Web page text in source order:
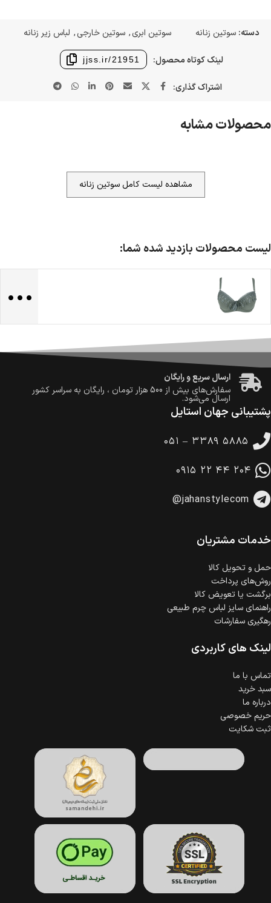
دسته: سوتین زنانه سوتین ابری, سوتین خارجی, لباس زیر زنانه
لینک کوتاه محصول: jjss.ir/21951
اشتراک گذاری:
محصولات مشابه
مشاهده لیست کامل سوتین زنانه
لیست محصولات بازدید شده شما:
...
ضمانت اصالت کالا
گارانتی معتبر برای تمامی محصولات ارائه می‌شود.
ارسال سریع و رایگان
سفارش‌های بیش از 500 هزار تومان ، رایگان به سراسر کشور
ارسال می‌شود.
ضمانت بازگشت کالا
در هنگام خرید محصول، امکان انتخاب پرداخت در محل
وجود دارد.
خرید اقساطی با شرایط آسان و بدون ضامن امکان‌پذیر
است.
گارانتی معتبر برای تمامی محصولات ارائه می‌شود.
پشتیبانی جهان استایل
۰۵۱ – ۳۳۸۹ ۵۸۸۵
۰۹۱۵ ۲۲ ۴۴ ۲۰۴
@jahanstylecom
خدمات مشتریان
حمل‌ و تحویل کالا
روش‌های پرداخت
برگشت یا تعویض کالا
راهنمای سایز لباس چرم طبیعی
رهگیری سفارشات
لینک های کاربردی
تماس با ما
سبد خرید
درباره ما
حریم خصوصی
ثبت شکایت